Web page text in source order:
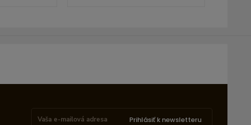
Prihlásiť k newsletteru